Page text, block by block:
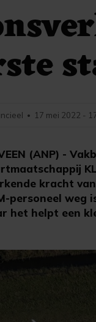
(ANP) -
kracht
personeel weg
het helpt een
• 17 mei 2022 -